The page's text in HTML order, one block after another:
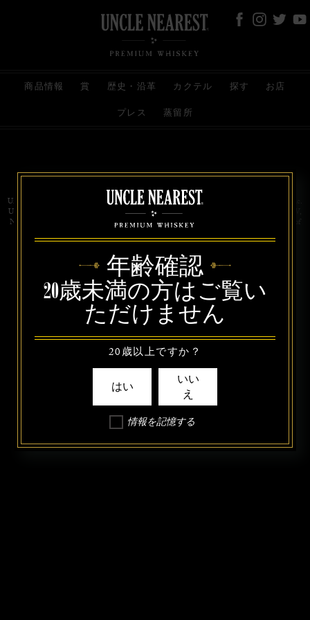
商品情報 賞 歴史・沿革 カクテル 探す お店
プレス 蒸留所
お問い合わせ 代理店 規約と条件
プライバシー
Uncle Nearest Premium Whiskey is wholly and independently owned by Uncle Nearest, Inc.
UNCLE NEAREST, THE BEST WHISKEY MAKER THE WORLD NEVER KNEW,
NATHAN GREEN, NEAREST GREEN, and DRINK HONORABLY are trademarks of
年齢確認
20歳未満の方はご覧い
ただけません
20歳以上ですか？
はい
いい
え
情報を記憶する